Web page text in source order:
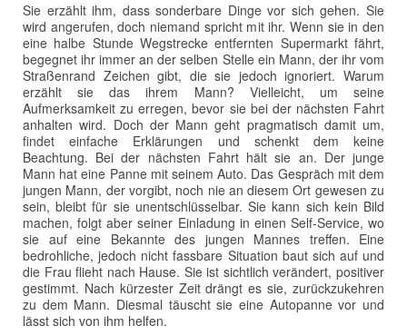
Sie erzählt ihm, dass sonderbare Dinge vor sich gehen. Sie
wird angerufen, doch niemand spricht mit ihr. Wenn sie in den
eine halbe Stunde Wegstrecke entfernten Supermarkt fährt,
begegnet ihr immer an der selben Stelle ein Mann, der ihr vom
Straßenrand Zeichen gibt, die sie jedoch ignoriert. Warum
erzählt sie das ihrem Mann? Vielleicht, um seine
Aufmerksamkeit zu erregen, bevor sie bei der nächsten Fahrt
anhalten wird. Doch der Mann geht pragmatisch damit um,
findet einfache Erklärungen und schenkt dem keine
Beachtung. Bei der nächsten Fahrt hält sie an. Der junge
Mann hat eine Panne mit seinem Auto. Das Gespräch mit dem
jungen Mann, der vorgibt, noch nie an diesem Ort gewesen zu
sein, bleibt für sie unentschlüsselbar. Sie kann sich kein Bild
machen, folgt aber seiner Einladung in einen Self-Service, wo
sie auf eine Bekannte des jungen Mannes treffen. Eine
bedrohliche, jedoch nicht fassbare Situation baut sich auf und
die Frau flieht nach Hause. Sie ist sichtlich verändert, positiver
gestimmt. Nach kürzester Zeit drängt es sie, zurückzukehren
zu dem Mann. Diesmal täuscht sie eine Autopanne vor und
lässt sich von ihm helfen.